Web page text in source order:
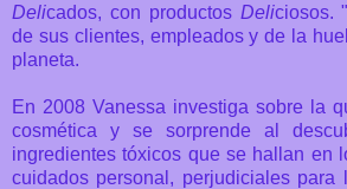
Delicados, con productos Deliciosos. "
de sus clientes, empleados y de la
planeta.
En 2008 Vanessa investiga sobre la
cosmética y se sorprende al
ingredientes tóxicos que se hallan en
cuidados personal, perjudiciales para